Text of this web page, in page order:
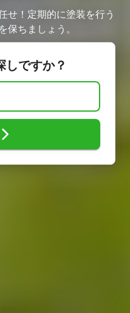
せ！定期的に塗装を行う
保ちましょう。
しですか？